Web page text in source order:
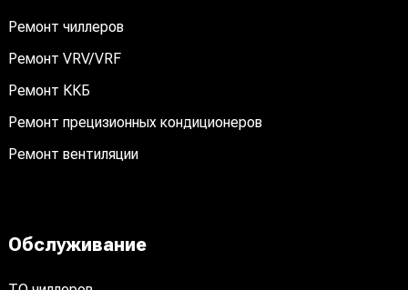
Ремонт чиллеров
Ремонт VRV/VRF
Ремонт ККБ
Ремонт прецизионных кондиционеров
Ремонт вентиляции
Обслуживание